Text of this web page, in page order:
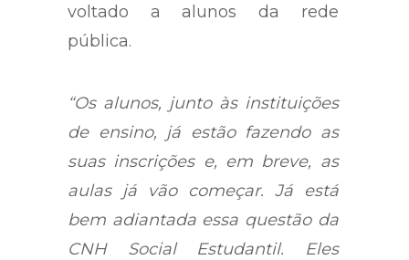
voltado a alunos da rede
pública.
“Os alunos, junto às instituições
de ensino, já estão fazendo as
suas inscrições e, em breve, as
aulas já vão começar. Já está
bem adiantada essa questão da
CNH Social Estudantil. Eles